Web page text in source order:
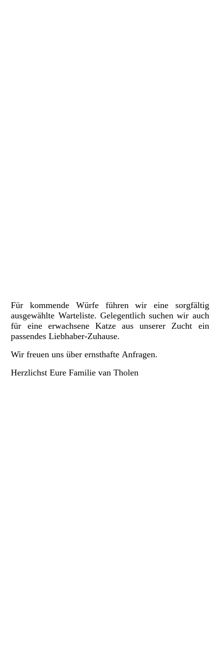
Für kommende Würfe führen wir eine sorgfältig
ausgewählte Warteliste. Gelegentlich suchen wir auch
für eine erwachsene Katze aus unserer Zucht ein
passendes Liebhaber-Zuhause.
Wir freuen uns über ernsthafte Anfragen.
Herzlichst Eure Familie van Tholen